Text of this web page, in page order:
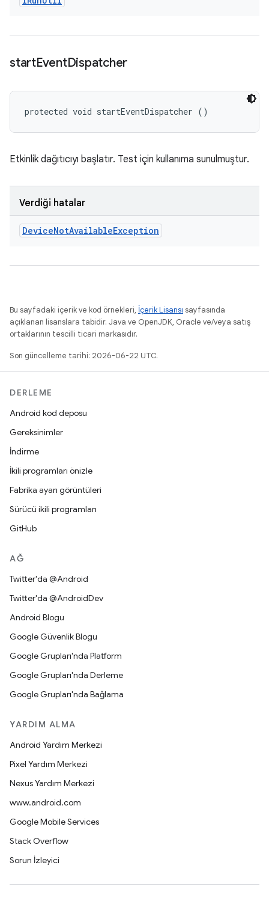
startEventDispatcher
protected void startEventDispatcher ()
Etkinlik dağıtıcıyı başlatır. Test için kullanıma sunulmuştur.
Verdiği hatalar
DeviceNotAvailableException
Bu sayfadaki içerik ve kod örnekleri, İçerik Lisansı sayfasında
açıklanan lisanslara tabidir. Java ve OpenJDK, Oracle ve/veya satış
ortaklarının tescilli ticari markasıdır.
Son güncelleme tarihi: 2026-06-22 UTC.
DERLEME
Android kod deposu
Gereksinimler
İndirme
İkili programları önizle
Fabrika ayarı görüntüleri
Sürücü ikili programları
GitHub
AĞ
Twitter'da @Android
Twitter'da @AndroidDev
Android Blogu
Google Güvenlik Blogu
Google Grupları'nda Platform
Google Grupları'nda Derleme
Google Grupları'nda Bağlama
YARDIM ALMA
Android Yardım Merkezi
Pixel Yardım Merkezi
Nexus Yardım Merkezi
www.android.com
Google Mobile Services
Stack Overflow
Sorun İzleyici